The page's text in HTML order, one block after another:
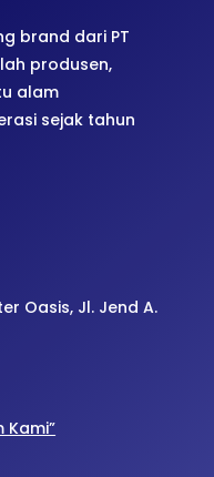
brand dari PT
produsen,
alam
sejak tahun
Oasis, Jl. Jend A.
Kami”